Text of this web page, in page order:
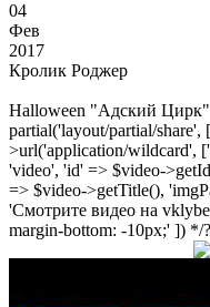
04
Фев
2017
Кролик Роджер
Halloween "Адский Цирк"
partial('layout/partial/share',
>url('application/wildcard',
'video', 'id' => $video-
=> $video->getTitle(),
'Смотрите видео на
margin-bottom: -10px;' ]) */